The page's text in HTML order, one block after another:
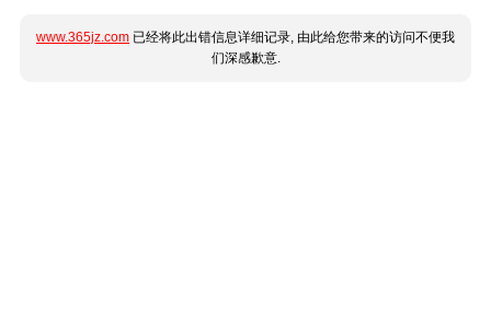
www.365jz.com 已经将此出错信息详细记录, 由此给您带来的访问不便我
们深感歉意.